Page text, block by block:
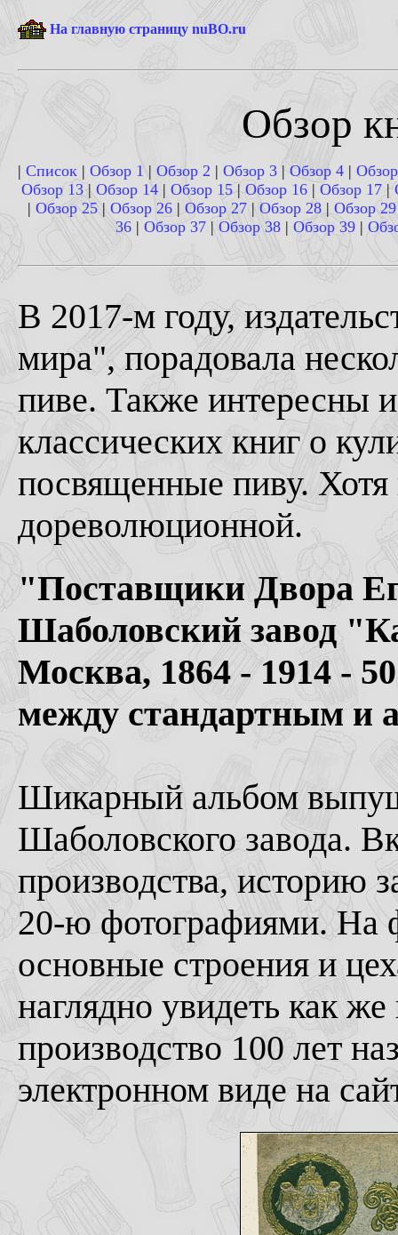
На главную страницу nuBO.ru
Обзор
| Список | Обзор 1 | Обзор 2 | Обзор 3 | Обзор 4 |
Обзор 13| Обзор 14 | Обзор 15|Обзор 16 | Обзор 17 |
| Обзор 25| Обзор 26 | Обзор 27 | Обзор 28 | Обзор 29
36| Обзор 37| Обзор 38| Обзор 39|
В 2017-м году,
мира", порадовала
пиве. Также интересны
классических книг о
посвященные пиву. Хотя
дореволюционной.
"Поставщики Двора
Шаболовский завод
Москва, 1864 - 1914 -
между стандартным и
Шикарный альбом
Шаболовского завода.
производства, историю
20-ю фотографиями. На
основные строения и
наглядно увидеть как
производство 100 лет
электронном виде на